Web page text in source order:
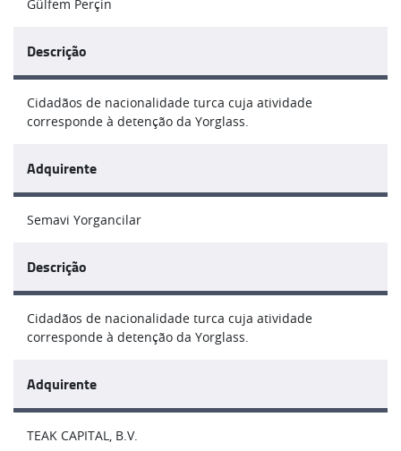
Gülfem Perçin
Descrição
Cidadãos de nacionalidade turca cuja atividade
corresponde à detenção da Yorglass.
Adquirente
Semavi Yorgancilar
Descrição
Cidadãos de nacionalidade turca cuja atividade
corresponde à detenção da Yorglass.
Adquirente
TEAK CAPITAL, B.V.